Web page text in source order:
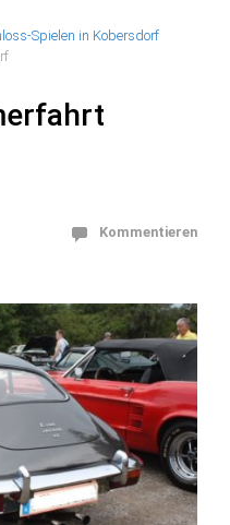
Spielen in Kobersdorf
Kommentieren